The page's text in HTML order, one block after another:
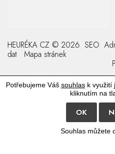
HEURÉKA CZ © 2026 SEO
dat
Mapa stránek
Potřebujeme Váš souhlask využití
kliknutím na
OK
Souhlas můžete